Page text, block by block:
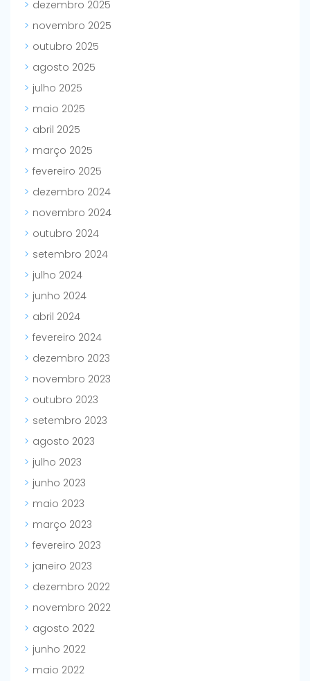
dezembro 2025
novembro 2025
outubro 2025
agosto 2025
julho 2025
maio 2025
abril 2025
março 2025
fevereiro 2025
dezembro 2024
novembro 2024
outubro 2024
setembro 2024
julho 2024
junho 2024
abril 2024
fevereiro 2024
dezembro 2023
novembro 2023
outubro 2023
setembro 2023
agosto 2023
julho 2023
junho 2023
maio 2023
março 2023
fevereiro 2023
janeiro 2023
dezembro 2022
novembro 2022
agosto 2022
junho 2022
maio 2022